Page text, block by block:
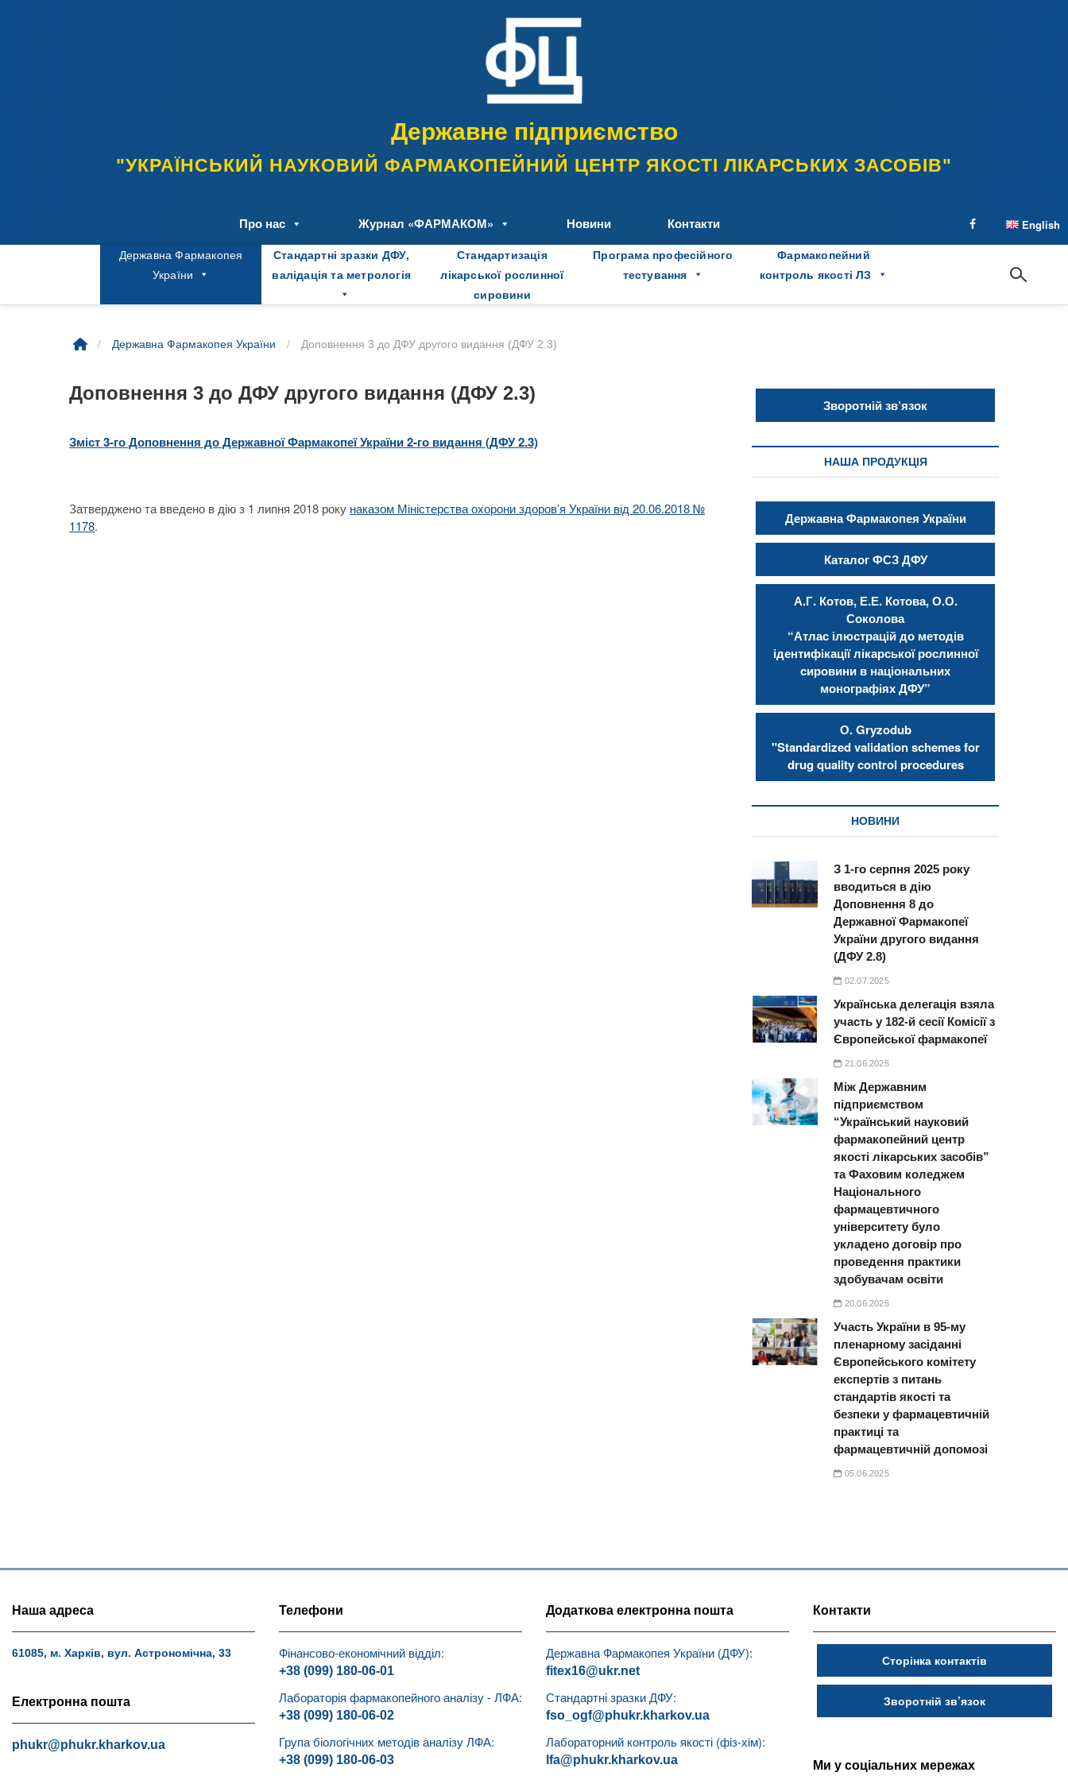
Державне підприємство
"УКРАЇНСЬКИЙ НАУКОВИЙ ФАРМАКОПЕЙНИЙ ЦЕНТР ЯКОСТІ ЛІКАРСЬКИХ ЗАСОБІВ"
English
Про нас Журнал «ФАРМАКОМ» Новини Контакти facebook
Державна Фармакопея
України
Стандартні зразки ДФУ,
валідація та метрологія
Стандартизація
лікарської рослинної
сировини
Програма професійного
тестування
Фармакопейний
контроль якості ЛЗ
/ Державна Фармакопея України / Доповнення 3 до ДФУ другого видання (ДФУ 2.3)
Доповнення 3 до ДФУ другого видання (ДФУ 2.3)
Зміст 3-го Доповнення до Державної Фармакопеї України 2-го видання (ДФУ 2.3)
Затверджено та введено в дію з 1 липня 2018 року наказом Міністерства охорони здоров’я України від 20.06.2018 №
1178.
Зворотній зв’язок
НАША ПРОДУКЦІЯ
Державна Фармакопея України
Каталог ФСЗ ДФУ
А.Г. Котов, Е.Е. Котова, О.О.
Соколова
“Атлас ілюстрацій до методів
ідентифікації лікарської рослинної
сировини в національних
монографіях ДФУ”
О. Gryzodub
"Standardized validation schemes for
drug quality control procedures
НОВИНИ
З 1-го серпня 2025 року
вводиться в дію
Доповнення 8 до
Державної Фармакопеї
України другого видання
(ДФУ 2.8)
02.07.2025
Українська делегація взяла
участь у 182-й сесії Комісії з
Європейської фармакопеї
21.06.2025
Між Державним
підприємством
“Український науковий
фармакопейний центр
якості лікарських засобів”
та Фаховим коледжем
Національного
фармацевтичного
університету було
укладено договір про
проведення практики
здобувачам освіти
20.06.2025
Участь України в 95-му
пленарному засіданні
Європейського комітету
експертів з питань
стандартів якості та
безпеки у фармацевтичній
практиці та
фармацевтичній допомозі
05.06.2025
Наша адреса
61085, м. Харків, вул. Астрономічна, 33
Електронна пошта
phukr@phukr.kharkov.ua
Телефони
Фінансово-економічний відділ:
+38 (099) 180-06-01
Лабораторія фармакопейного аналізу - ЛФА:
+38 (099) 180-06-02
Група біологічних методів аналізу ЛФА:
+38 (099) 180-06-03
Додаткова електронна пошта
Державна Фармакопея України (ДФУ):
fitex16@ukr.net
Стандартні зразки ДФУ:
fso_ogf@phukr.kharkov.ua
Лабораторний контроль якості (фіз-хім):
lfa@phukr.kharkov.ua
Контакти
Сторінка контактів
Зворотній зв’язок
Ми у соціальних мережах